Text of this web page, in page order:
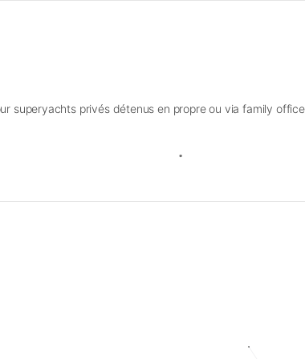
superyachts privés détenus en propre ou via family